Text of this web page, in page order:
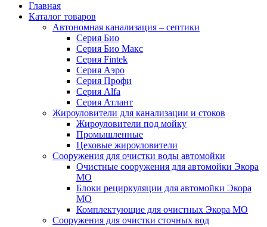
Главная
Каталог товаров
Автономная канализация – септики
Серия Био
Серия Био Макс
Серия Fintek
Серия Аэро
Серия Профи
Серия Alfa
Серия Атлант
Жироуловители для канализации и стоков
Жироуловители под мойку
Промышленные
Цеховые жироуловители
Сооружения для очистки воды автомойки
Очистные сооружения для автомойки Экора
МО
Блоки рециркуляции для автомойки Экора
МО
Комплектующие для очистных Экора МО
Сооружения для очистки сточных вод